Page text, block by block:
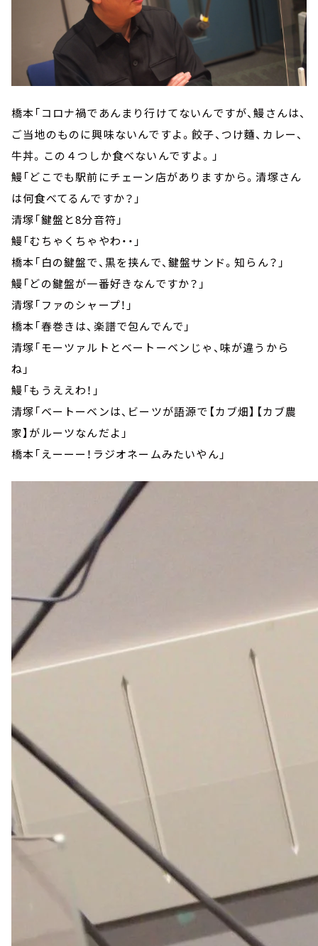
橋本「コロナ禍であんまり行けてないんですが、鰻さんは、
ご当地のものに興味ないんですよ。餃子、つけ麵、カレー、
牛丼。この４つしか食べないんですよ。」
鰻「どこでも駅前にチェーン店がありますから。清塚さん
は何食べてるんですか？」
清塚「鍵盤と8分音符」
鰻「むちゃくちゃやわ・・」
橋本「白の鍵盤で、黒を挟んで、鍵盤サンド。知らん？」
鰻「どの鍵盤が一番好きなんですか？」
清塚「ファのシャープ！」
橋本「春巻きは、楽譜で包んでんで」
清塚「モーツァルトとベートーベンじゃ、味が違うから
ね」
鰻「もうええわ！」
清塚「ベートーベンは、ビーツが語源で【カブ畑】【カブ農
家】がルーツなんだよ」
橋本「えーーー！ラジオネームみたいやん」